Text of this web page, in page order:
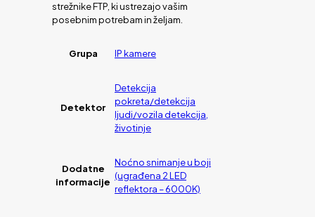
strežnike FTP, ki ustrezajo vašim
posebnim potrebam in željam.
Grupa IP kamere
Detektor
Detekcija
pokreta/detekcija
ljudi/vozila detekcija,
životinje
Dodatne
informacije
Noćno snimanje u boji
(ugrađena 2 LED
reflektora – 6000K)